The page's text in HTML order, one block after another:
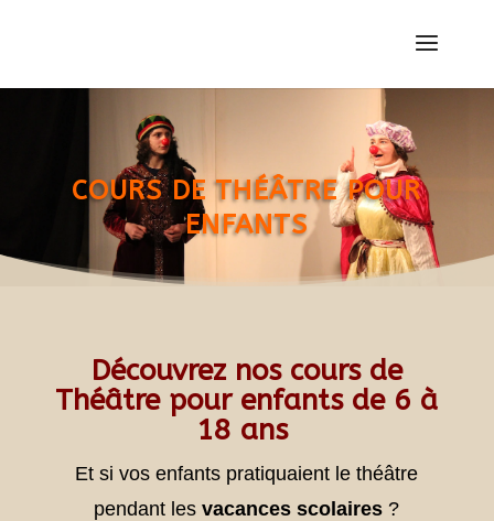
COURS DE THÉÂTRE POUR
ENFANTS
Découvrez nos cours de
Théâtre pour enfants de 6 à
18 ans
Et si vos enfants pratiquaient le théâtre
pendant lesvacances scolaires ?